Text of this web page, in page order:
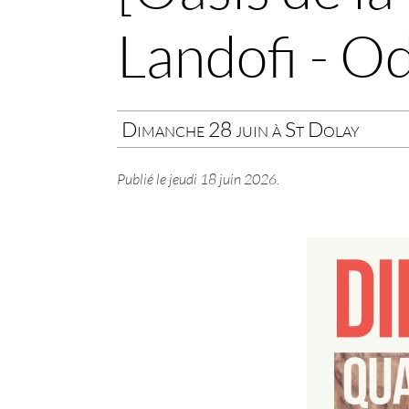
Landofi -
Dimanche 28 juin à St Dolay
Publié le jeudi 18 juin 2026.